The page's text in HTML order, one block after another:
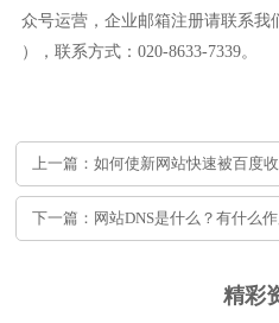
众号运营，企业邮箱注册请联系我
），联系方式：020-8633-7339。
上一篇：如何使新网站快速被百度
下一篇：网站DNS是什么？有什么作
精彩